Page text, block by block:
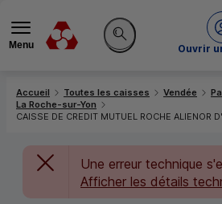
Menu
Rechercher sur le site
Ouvrir
Accueil Toutes les caisses Vendée
La Roche-sur-Yon
CAISSE DE CREDIT MUTUEL ROCHE ALIENOR
Une erreur technique
Afficher les détails